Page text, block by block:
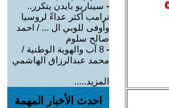
- سيناريو بايدن يتكرر..
ترامب أكثر عداءً لروسيا
وأوفى للوبي ال ... / احمد
صالح سلوم
-
8 آب والهوية الوطنية /
محمد عبدالرزاق الهاشمي
المزيد.....
احدث الأخبار المهمة